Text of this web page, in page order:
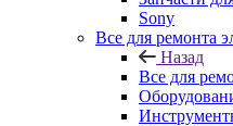
Монтажные
Скальпели,
Системы
Скотчи,
Тачскрины